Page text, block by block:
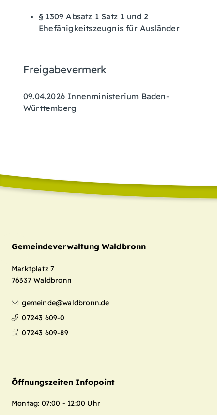
§ 1309 Absatz 1 Satz 1 und 2
Ehefähigkeitszeugnis für Ausländer
Freigabevermerk
09.04.2026 Innenministerium Baden-
Württemberg
Gemeindeverwaltung Waldbronn
Marktplatz 7
76337 Waldbronn
gemeinde@waldbronn.de
07243 609-0
07243 609-89
Öffnungszeiten Infopoint
Montag: 07:00 - 12:00 Uhr